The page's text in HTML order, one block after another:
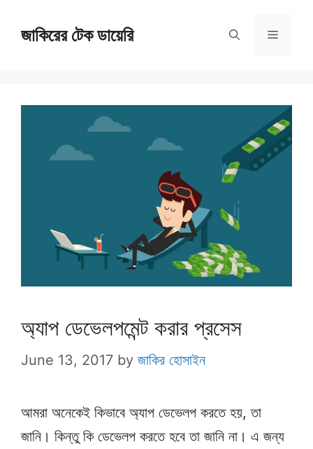
জাকিরের টেক ডায়েরি Menu
অ্যাপ ডেভেলপমেন্ট করার প্রসেস
June 13, 2017 by জাকির হোসাইন
আমরা অনেকেই কিভাবে অ্যাপ ডেভেলপ করতে হয়, তা
জানি। কিন্তু কি ডেভেলপ করতে হবে তা জানি না। এ জন্য